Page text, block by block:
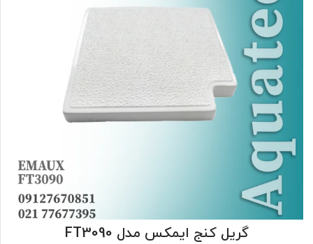
گریل کنج ایمکس مدل FT3090